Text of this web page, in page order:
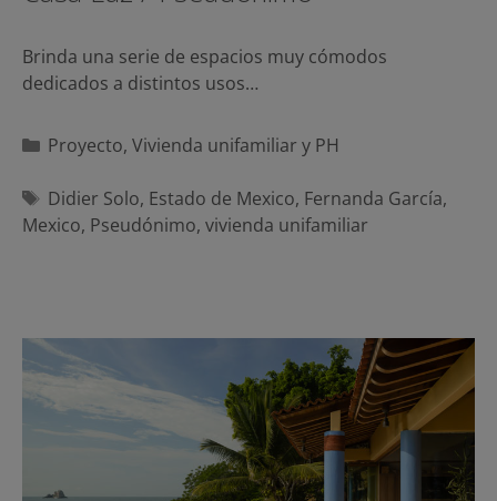
Brinda una serie de espacios muy cómodos
dedicados a distintos usos…
Categorías
Proyecto, Vivienda unifamiliar y PH
Etiquetas
Didier Solo, Estado de Mexico, Fernanda García,
Mexico, Pseudónimo, vivienda unifamiliar